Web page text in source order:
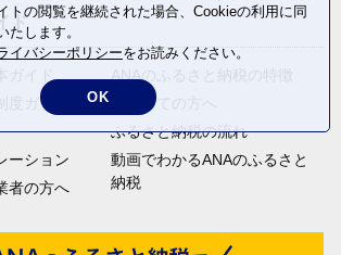
ド
ガイド
度ガイド
ーション
者の方へ
ANAのふるさと納税の特徴
はじめての方へ
ふるさと納税の流れ
動画でわかるANAのふるさと
納税
トの閲覧を継続された場合、Cookieの利用に同
たします。
イバシーポリシーをお読みください。
OK